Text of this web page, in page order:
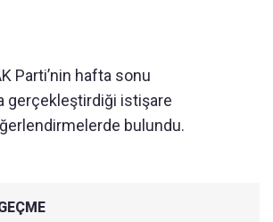
Parti’nin hafta sonu
gerçekleştirdiği istişare
bulundu.